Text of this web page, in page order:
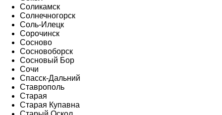
Соликамск
Солнечногорск
Соль-Илецк
Сорочинск
Сосново
Сосновоборск
Сосновый Бор
Сочи
Спасск-Дальний
Ставрополь
Старая
Старая Купавна